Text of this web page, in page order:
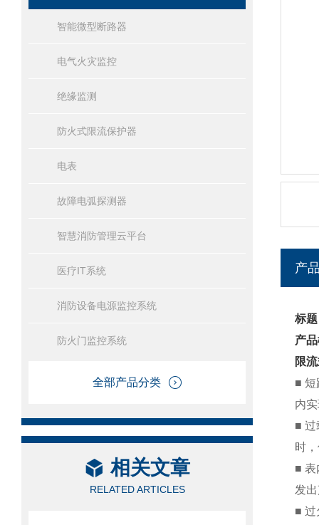
智能微型断路器
电气火灾监控
绝缘监测
防火式限流保护器
电表
故障电弧探测器
智慧消防管理云平台
医疗IT系统
消防设备电源监控系统
防火门监控系统
全部产品分类
相关文章
RELATED ARTICLES
产
标
产
限
■ 短
内
■ 过
时
■ 表
发
■ 过